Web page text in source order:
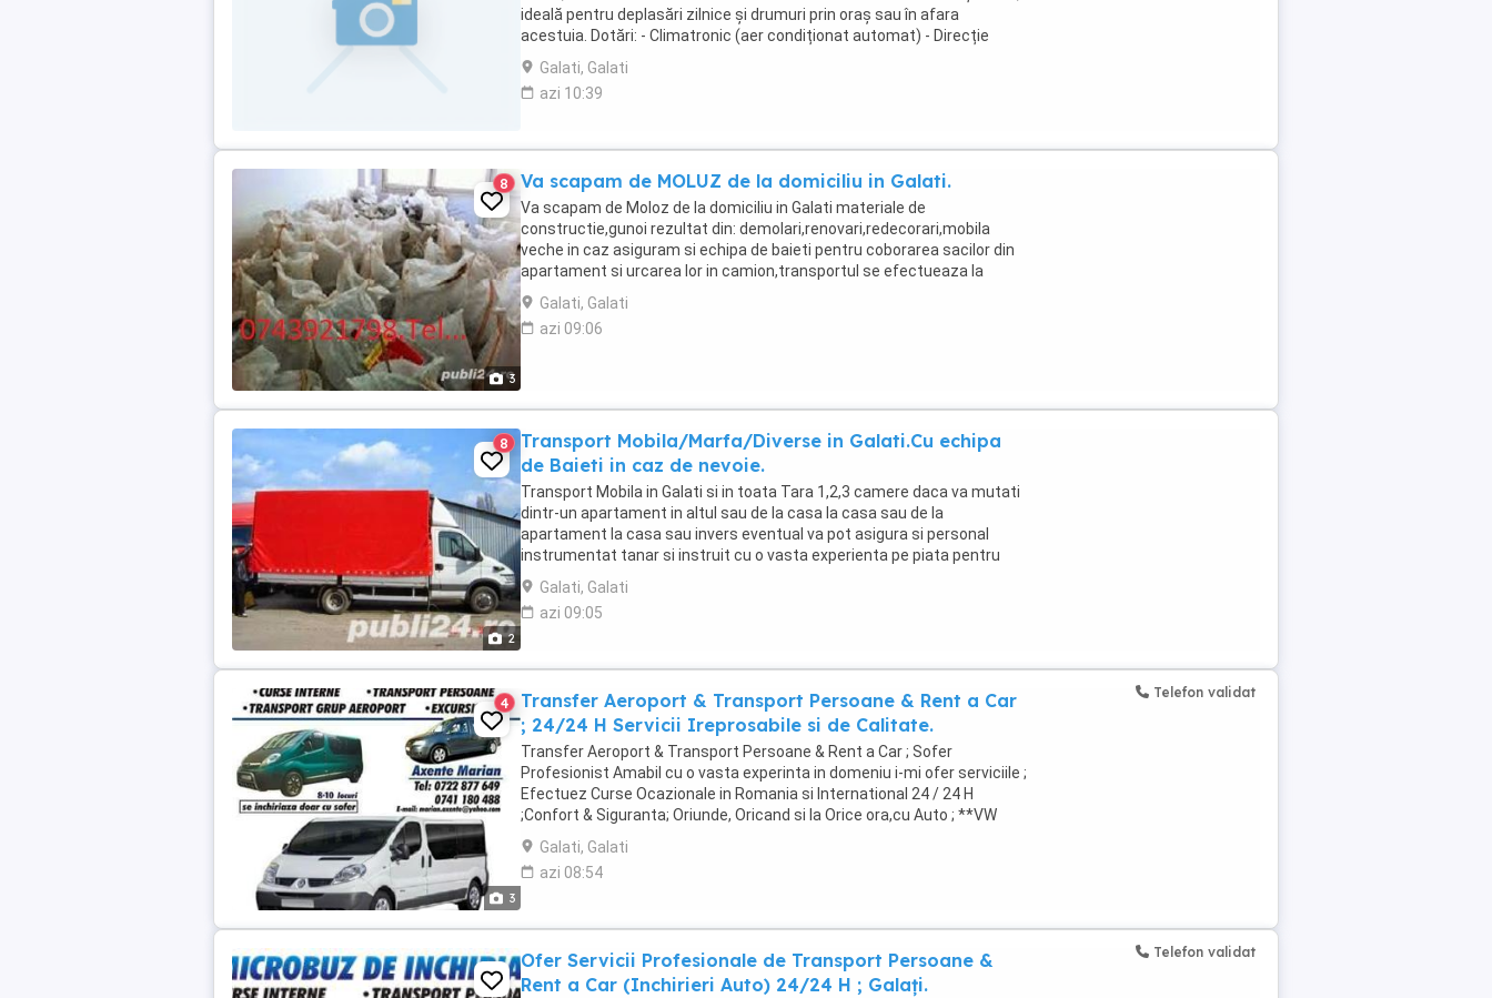
ideală pentru deplasări zilnice și drumuri prin oraș sau în afara
acestuia. Dotări: - Climatronic (aer condiționat automat) - Direcție
asistată - Geamuri ...
Galati, Galati
azi 10:39
3
8 Va scapam de MOLUZ de la domiciliu in Galati.
Va scapam de Moloz de la domiciliu in Galati materiale de
constructie,gunoi rezultat din: demolari,renovari,redecorari,mobila
veche in caz asiguram si echipa de baieti pentru coborarea sacilor din
apartament si urcarea lor in camion,transportul se efectueaza la
rampa de gunoi al Jud,Galati.
Galati, Galati
azi 09:06
2
8
Transport Mobila/Marfa/Diverse in Galati.Cu echipa
de Baieti in caz de nevoie.
Transport Mobila in Galati si in toata Tara 1,2,3 camere daca va mutati
dintr-un apartament in altul sau de la casa la casa sau de la
apartament la casa sau invers eventual va pot asigura si personal
instrumentat tanar si instruit cu o vasta experienta pe piata pentru
incarcare/descarcare a mobilei Dvs. ...
Galati, Galati
azi 09:05
3
4
Transfer Aeroport & Transport Persoane & Rent a Car
; 24/24 H Servicii Ireprosabile si de Calitate.
Transfer Aeroport & Transport Persoane & Rent a Car ; Sofer
Profesionist Amabil cu o vasta experinta in domeniu i-mi ofer serviciile ;
Efectuez Curse Ocazionale in Romania si International 24 / 24 H
;Confort & Siguranta; Oriunde, Oricand si la Orice ora,cu Auto ; **VW
CADDY** AC ; 6+1 locuri ; **OPEL ...
Galati, Galati
azi 08:54
Telefon validat
Ofer Servicii Profesionale de Transport Persoane &
Rent a Car (Inchirieri Auto) 24/24 H ; Galați.
Telefon validat